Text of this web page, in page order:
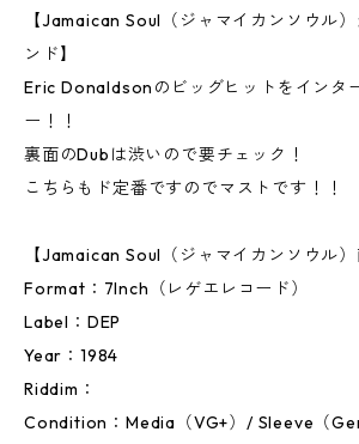
【Jamaican Soul（ジャマイカンソウル
ンド】
Eric Donaldsonのビッグヒットをインタ
ー！！
裏面のDubは渋いので要チェック！
こちらもド定番ですのでマストです！！
【Jamaican Soul（ジャマイカンソウル）
Format：7Inch（レゲエレコード）
Label：DEP
Year：1984
Riddim：
Condition：Media（VG+）/ Sleeve（